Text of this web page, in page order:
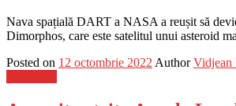
Nava spațială DART a NASA a reușit să
Dimorphos, care este satelitul unui asteroid
Posted on 12 octombrie 2022 Author Vidjean